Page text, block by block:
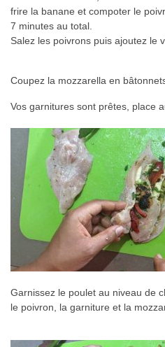
frire la banane et compoter le
7 minutes au total.
Salez les poivrons puis ajoutez le
Coupez la mozzarella en
Vos garnitures sont prêtes, place
Garnissez le poulet au niveau de
le poivron, la garniture et la